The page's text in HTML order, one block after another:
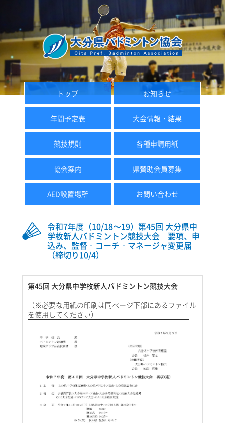
トップ お知らせ
年間予定表 大会情報・結果
競技規則 各種申請用紙
協会案内 県賛助会員募集
AED設置場所 お問い合わせ
令和7年度（10/18～19）第45回 大分県中
学枚新人バドミントン競技大会 要項、申
込み、監督‐コーチ‐マネージャ変更届
（締切り10/4）
第45回 大分県中学枚新人バドミントン競技大会
（※必要な用紙の印刷は同ページ下部にあるファイル
を使用してください）